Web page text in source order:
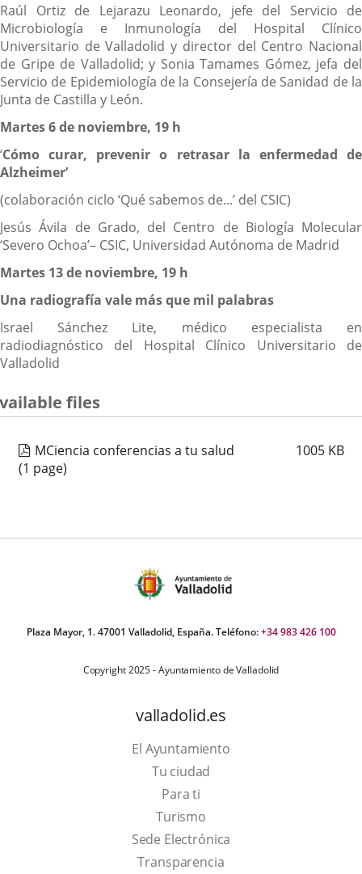
una
aplicación
externa.
Raúl Ortiz de Lejarazu Leonardo, jefe del Servicio de
Microbiología e Inmunología del Hospital Clínico
Universitario de Valladolid y director del Centro Nacional
de Gripe de Valladolid; y Sonia Tamames Gómez, jefa del
Servicio de Epidemiología de la Consejería de Sanidad de la
Junta de Castilla y León.
Martes 6 de noviembre, 19 h
‘Cómo curar, prevenir o retrasar la enfermedad de
Alzheimer’
(colaboración ciclo ‘Qué sabemos de...’ del CSIC)
Jesús Ávila de Grado, del Centro de Biología Molecular
‘Severo Ochoa’– CSIC, Universidad Autónoma de Madrid
Martes 13 de noviembre, 19 h
Una radiografía vale más que mil palabras
Israel Sánchez Lite, médico especialista en
radiodiagnóstico del Hospital Clínico Universitario de
Valladolid
files
MCiencia conferencias a tu salud 1005 KB
(1 page)
Plaza Mayor, 1. 47001 Valladolid, España. Teléfono:+34 983 426 100
Copyright 2025 - Ayuntamiento de Valladolid
valladolid.es
El Ayuntamiento
Tu ciudad
Para ti
TurismoThis
link
will
Sede Electrónica
Transparencia